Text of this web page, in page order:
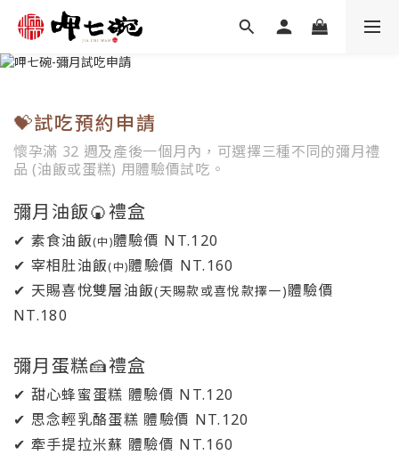
💝試吃預約申請
懷孕滿 32 週及產後一個月內，可選擇三種不同的彌月禮
品 (油飯或蛋糕) 用體驗價試吃。
彌月油飯🍘禮盒
✔ 素食油飯(中)體驗價 NT.120
✔ 宰相肚油飯(中)體驗價 NT.160
✔ 天賜喜悅雙層油飯(天賜款或喜悅款擇一)體驗價
NT.180
彌月蛋糕🍰禮盒
✔ 甜心蜂蜜蛋糕 體驗價 NT.120
✔ 思念輕乳酪蛋糕 體驗價 NT.120
✔ 牽手提拉米蘇 體驗價 NT.160